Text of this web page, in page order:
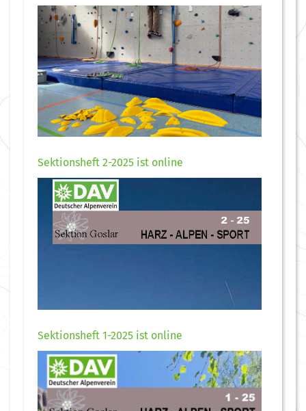
Sektionsheft 2-2025 ist online
Sektionsheft 1-2025 ist online